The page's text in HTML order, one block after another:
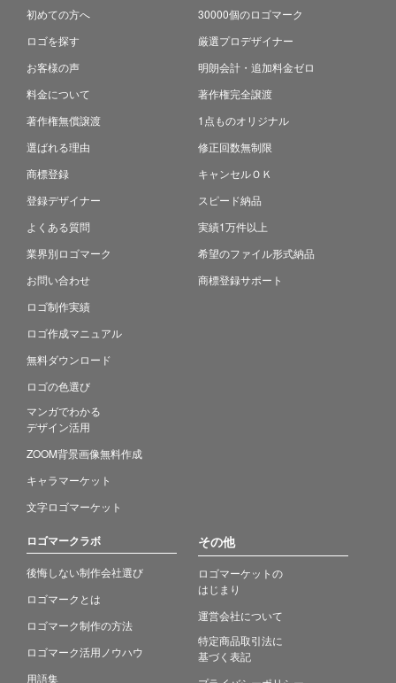
初めての方へ
ロゴを探す
お客様の声
料金について
著作権無償譲渡
選ばれる理由
商標登録
登録デザイナー
よくある質問
業界別ロゴマーク
お問い合わせ
ロゴ制作実績
ロゴ作成マニュアル
無料ダウンロード
ロゴの色選び
マンガでわかる
デザイン活用
ZOOM背景画像無料作成
キャラマーケット
文字ロゴマーケット
30000個のロゴマーク
厳選プロデザイナー
明朗会計・追加料金ゼロ
著作権完全譲渡
1点ものオリジナル
修正回数無制限
キャンセルＯＫ
スピード納品
実績1万件以上
希望のファイル形式納品
商標登録サポート
ロゴマークラボ
後悔しない制作会社選び
ロゴマークとは
ロゴマーク制作の方法
ロゴマーク活用ノウハウ
用語集
その他
ロゴマーケットの
はじまり
運営会社について
特定商品取引法に
基づく表記